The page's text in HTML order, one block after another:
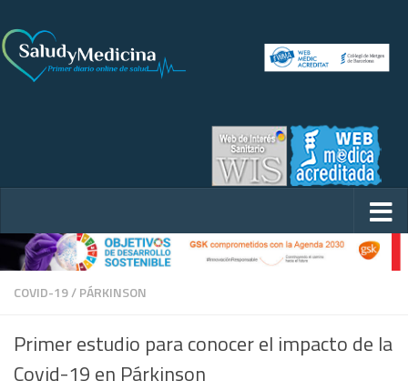
COVID-19/PÁRKINSON
Primer estudio para conocer el impacto de la
Covid-19 en Párkinson